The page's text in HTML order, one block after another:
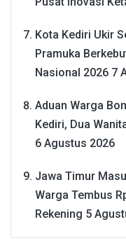
Kota Kediri Ukir
Pramuka
Nasional 2026 7
Aduan Warga
Kediri, Dua
6 Agustus 2026
Jawa Timur
Warga Tembus
Rekening 5